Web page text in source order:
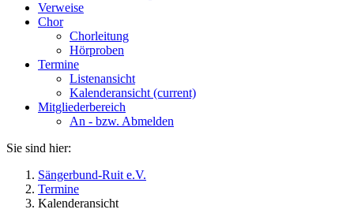
Verweise
Chor
Chorleitung
Hörproben
Termine
Listenansicht
Kalenderansicht (current)
Mitgliederbereich
An - bzw. Abmelden
Sie sind hier:
Sängerbund-Ruit e.V.
Termine
Kalenderansicht